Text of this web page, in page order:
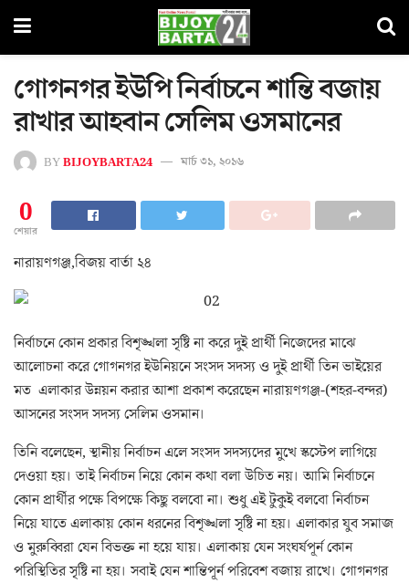
গোগনগর ইউপি নির্বাচনে শান্তি বজায়
রাখার আহবান সেলিম ওসমানের
BYBIJOYBARTA24 মার্চ ৩১, ২০১৬
0
শেয়ার
নারায়ণগঞ্জ,বিজয় বার্তা ২৪
নির্বাচনে কোন প্রকার বিশৃঙ্খলা সৃষ্টি না করে দুই প্রার্থী নিজেদের মাঝে
আলোচনা করে গোগনগর ইউনিয়নে সংসদ সদস্য ও দুই প্রার্থী তিন ভাইয়ের
মত এলাকার উন্নয়ন করার আশা প্রকাশ করেছেন নারায়ণগঞ্জ-(শহর-বন্দর)
আসনের সংসদ সদস্য সেলিম ওসমান।
তিনি বলেছেন, স্থানীয় নির্বাচন এলে সংসদ সদস্যদের মুখে স্কস্টেপ লাগিয়ে
দেওয়া হয়। তাই নির্বাচন নিয়ে কোন কথা বলা উচিত নয়। আমি নির্বাচনে
কোন প্রার্থীর পক্ষে বিপক্ষে কিছু বলবো না। শুধু এই টুকুই বলবো নির্বাচন
নিয়ে যাতে এলাকায় কোন ধরনের বিশৃঙ্খলা সৃষ্টি না হয়। এলাকার যুব সমাজ
ও মুরুব্বিরা যেন বিভক্ত না হয়ে যায়। এলাকায় যেন সংঘর্ষপূর্ন কোন
পরিস্থিতির সৃষ্টি না হয়। সবাই যেন শান্তিপূর্ন পরিবেশ বজায় রাখে। গোগনগর